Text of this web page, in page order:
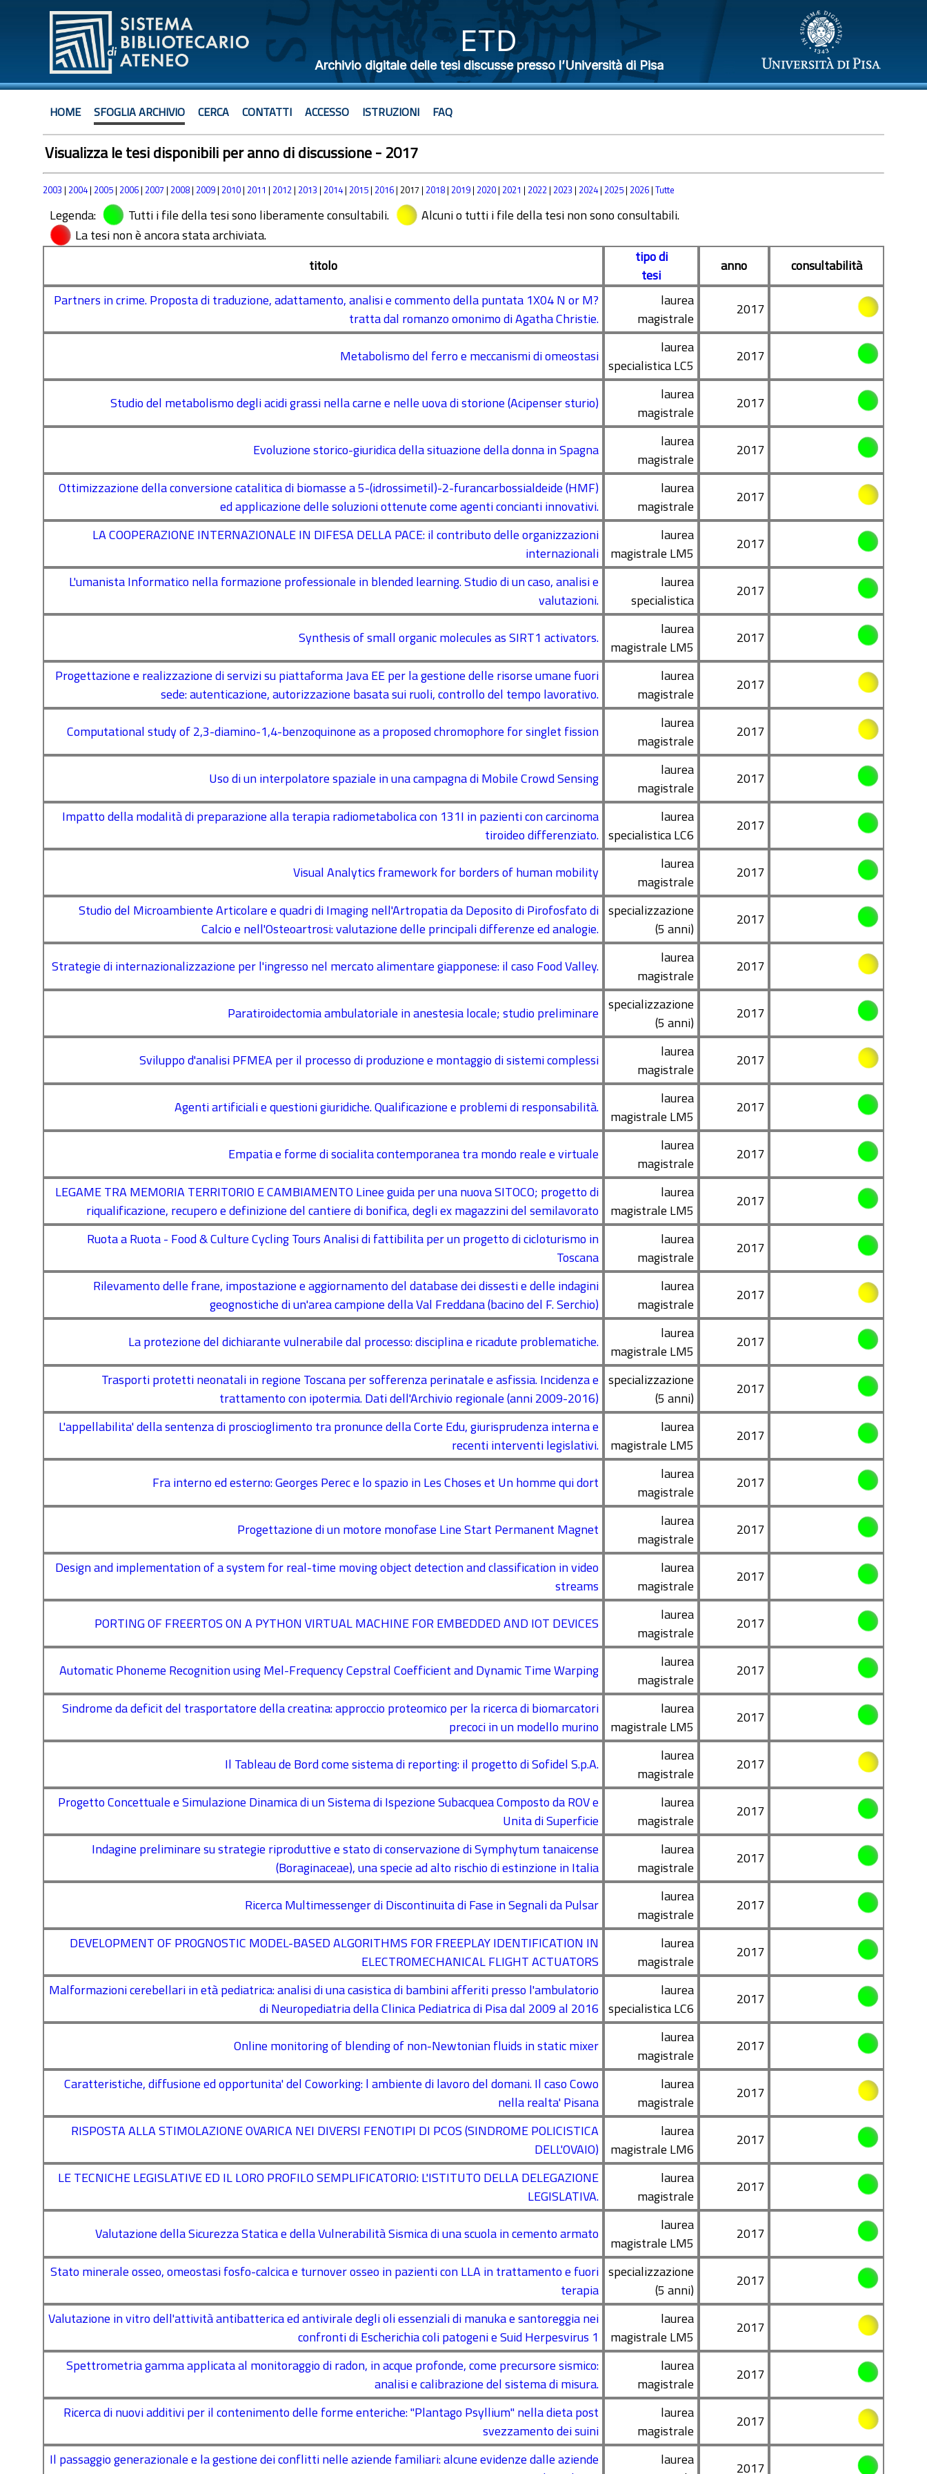
ETD
Archivio digitale delle tesi discusse presso l’Università di Pisa
HOME SFOGLIA ARCHIVIO CERCA CONTATTI ACCESSO ISTRUZIONI FAQ
Visualizza le tesi disponibili per anno di discussione - 2017
2003 | 2004 | 2005 | 2006 | 2007 | 2008 | 2009 | 2010 | 2011 | 2012 | 2013 | 2014 | 2015 | 2016 | 2017 | 2018 | 2019 | 2020 | 2021 | 2022 | 2023 | 2024 | 2025 | 2026 | Tutte
Legenda: Tutti i file della tesi sono liberamente consultabili.
Alcuni o tutti i file della tesi non sono consultabili.
La tesi non è ancora stata archiviata.
titolo
tipo di
tesi
anno
consultabilità
Partners in crime. Proposta di traduzione, adattamento, analisi e commento della puntata 1X04 N or M?
tratta dal romanzo omonimo di Agatha Christie.
laurea
magistrale
2017
Metabolismo del ferro e meccanismi di omeostasi
laurea
specialistica LC5
2017
Studio del metabolismo degli acidi grassi nella carne e nelle uova di storione (Acipenser sturio)
laurea
magistrale
2017
Evoluzione storico-giuridica della situazione della donna in Spagna
laurea
magistrale
2017
Ottimizzazione della conversione catalitica di biomasse a 5-(idrossimetil)-2-furancarbossialdeide (HMF)
ed applicazione delle soluzioni ottenute come agenti concianti innovativi.
laurea
magistrale
2017
LA COOPERAZIONE INTERNAZIONALE IN DIFESA DELLA PACE: il contributo delle organizzazioni
internazionali
laurea
magistrale LM5
2017
L'umanista Informatico nella formazione professionale in blended learning. Studio di un caso, analisi e
valutazioni.
laurea
specialistica
2017
Synthesis of small organic molecules as SIRT1 activators.
laurea
magistrale LM5
2017
Progettazione e realizzazione di servizi su piattaforma Java EE per la gestione delle risorse umane fuori
sede: autenticazione, autorizzazione basata sui ruoli, controllo del tempo lavorativo.
laurea
magistrale
2017
Computational study of 2,3-diamino-1,4-benzoquinone as a proposed chromophore for singlet fission
laurea
magistrale
2017
Uso di un interpolatore spaziale in una campagna di Mobile Crowd Sensing
laurea
magistrale
2017
Impatto della modalità di preparazione alla terapia radiometabolica con 131I in pazienti con carcinoma
tiroideo differenziato.
laurea
specialistica LC6
2017
Visual Analytics framework for borders of human mobility
laurea
magistrale
2017
Studio del Microambiente Articolare e quadri di Imaging nell'Artropatia da Deposito di Pirofosfato di
Calcio e nell'Osteoartrosi: valutazione delle principali differenze ed analogie.
specializzazione
(5 anni)
2017
Strategie di internazionalizzazione per l'ingresso nel mercato alimentare giapponese: il caso Food Valley.
laurea
magistrale
2017
Paratiroidectomia ambulatoriale in anestesia locale; studio preliminare specializzazione
(5 anni)
2017
Sviluppo d'analisi PFMEA per il processo di produzione e montaggio di sistemi complessi
laurea
magistrale
2017
Agenti artificiali e questioni giuridiche. Qualificazione e problemi di responsabilità.
laurea
magistrale LM5
2017
Empatia e forme di socialita contemporanea tra mondo reale e virtuale
laurea
magistrale
2017
LEGAME TRA MEMORIA TERRITORIO E CAMBIAMENTO Linee guida per una nuova SITOCO; progetto di
riqualificazione, recupero e definizione del cantiere di bonifica, degli ex magazzini del semilavorato
laurea
magistrale LM5
2017
Ruota a Ruota - Food & Culture Cycling Tours Analisi di fattibilita per un progetto di cicloturismo in
Toscana
laurea
magistrale
2017
Rilevamento delle frane, impostazione e aggiornamento del database dei dissesti e delle indagini
geognostiche di un'area campione della Val Freddana (bacino del F. Serchio)
laurea
magistrale
2017
La protezione del dichiarante vulnerabile dal processo: disciplina e ricadute problematiche.
laurea
magistrale LM5
2017
Trasporti protetti neonatali in regione Toscana per sofferenza perinatale e asfissia. Incidenza e
trattamento con ipotermia. Dati dell'Archivio regionale (anni 2009-2016)
specializzazione
(5 anni)
2017
L'appellabilita' della sentenza di proscioglimento tra pronunce della Corte Edu, giurisprudenza interna e
recenti interventi legislativi.
laurea
magistrale LM5
2017
Fra interno ed esterno: Georges Perec e lo spazio in Les Choses et Un homme qui dort
laurea
magistrale
2017
Progettazione di un motore monofase Line Start Permanent Magnet
laurea
magistrale
2017
Design and implementation of a system for real-time moving object detection and classification in video
streams
laurea
magistrale
2017
PORTING OF FREERTOS ON A PYTHON VIRTUAL MACHINE FOR EMBEDDED AND IOT DEVICES
laurea
magistrale
2017
Automatic Phoneme Recognition using Mel-Frequency Cepstral Coefficient and Dynamic Time Warping
laurea
magistrale
2017
Sindrome da deficit del trasportatore della creatina: approccio proteomico per la ricerca di biomarcatori
precoci in un modello murino
laurea
magistrale LM5
2017
Il Tableau de Bord come sistema di reporting: il progetto di Sofidel S.p.A.
laurea
magistrale
2017
Progetto Concettuale e Simulazione Dinamica di un Sistema di Ispezione Subacquea Composto da ROV e
Unita di Superficie
laurea
magistrale
2017
Indagine preliminare su strategie riproduttive e stato di conservazione di Symphytum tanaicense
(Boraginaceae), una specie ad alto rischio di estinzione in Italia
laurea
magistrale
2017
Ricerca Multimessenger di Discontinuita di Fase in Segnali da Pulsar
laurea
magistrale
2017
DEVELOPMENT OF PROGNOSTIC MODEL-BASED ALGORITHMS FOR FREEPLAY IDENTIFICATION IN
ELECTROMECHANICAL FLIGHT ACTUATORS
laurea
magistrale
2017
Malformazioni cerebellari in età pediatrica: analisi di una casistica di bambini afferiti presso l'ambulatorio
di Neuropediatria della Clinica Pediatrica di Pisa dal 2009 al 2016
laurea
specialistica LC6
2017
Online monitoring of blending of non-Newtonian fluids in static mixer
laurea
magistrale
2017
Caratteristiche, diffusione ed opportunita' del Coworking: l ambiente di lavoro del domani. Il caso Cowo
nella realta' Pisana
laurea
magistrale
2017
RISPOSTA ALLA STIMOLAZIONE OVARICA NEI DIVERSI FENOTIPI DI PCOS (SINDROME POLICISTICA
DELL'OVAIO)
laurea
magistrale LM6
2017
LE TECNICHE LEGISLATIVE ED IL LORO PROFILO SEMPLIFICATORIO: L'ISTITUTO DELLA DELEGAZIONE
LEGISLATIVA.
laurea
magistrale
2017
Valutazione della Sicurezza Statica e della Vulnerabilità Sismica di una scuola in cemento armato
laurea
magistrale LM5
2017
Stato minerale osseo, omeostasi fosfo-calcica e turnover osseo in pazienti con LLA in trattamento e fuori
terapia
specializzazione
(5 anni)
2017
Valutazione in vitro dell'attività antibatterica ed antivirale degli oli essenziali di manuka e santoreggia nei
confronti di Escherichia coli patogeni e Suid Herpesvirus 1
laurea
magistrale LM5
2017
Spettrometria gamma applicata al monitoraggio di radon, in acque profonde, come precursore sismico:
analisi e calibrazione del sistema di misura.
laurea
magistrale
2017
Ricerca di nuovi additivi per il contenimento delle forme enteriche: "Plantago Psyllium" nella dieta post
svezzamento dei suini
laurea
magistrale
2017
Il passaggio generazionale e la gestione dei conflitti nelle aziende familiari: alcune evidenze dalle aziende
laurea
2017